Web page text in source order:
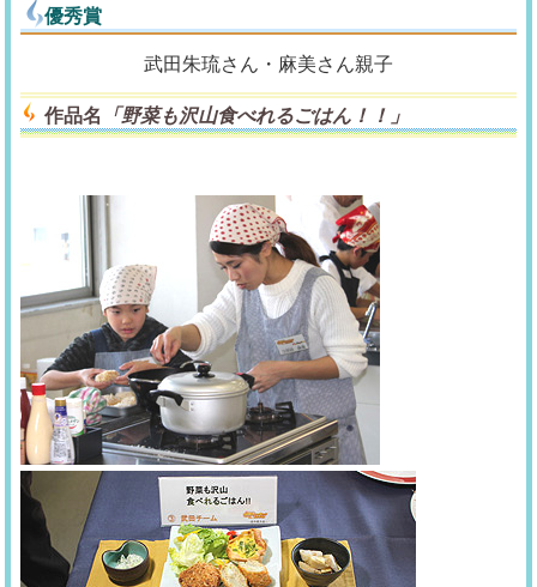
優秀賞
武田朱琉さん・麻美さん親子
作品名 「野菜も沢山食べれるごはん！！」